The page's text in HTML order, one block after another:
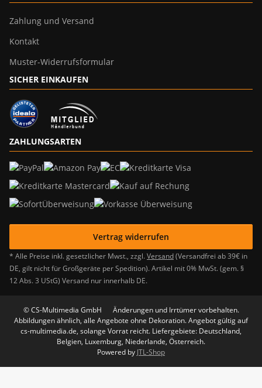
Zahlung und Versand
Kontakt
Muster-Widerrufsformular
SICHER EINKAUFEN
ZAHLUNGSARTEN
Vertrag widerrufen
* Alle Preise inkl. gesetzlicher Mwst., zzgl.Versand(Versandfrei ab 39€ in
DE, gilt nicht für Großgeräte per Spedition). Artikel mit 0% MwSt. (gem. §
12 Abs. 3 UStG) Versand nur innerhalb DE.
© CS-Multimedia GmbH
Änderungen und Irrtümer vorbehalten.
Abbildungen ähnlich, alle Angebote ohne Dekoration. Angebot gültig auf
cs-multimedia.de, solange Vorrat reicht. Liefergebiete: Deutschland,
Belgien, Luxemburg, Niederlande, Österreich.
Powered by JTL-Shop